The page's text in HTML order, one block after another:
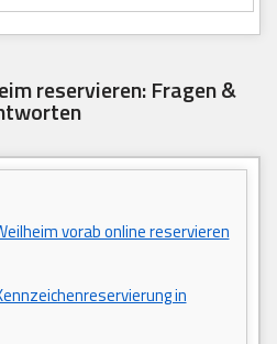
reservieren: Fragen &
vorab online reservieren
in